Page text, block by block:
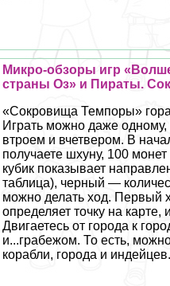
Микро-обзоры игр
страны Оз» и Пираты.
«Сокровища Темпоры»
Играть можно даже
втроем и вчетвером. В
получаете шхуну, 100
кубик показывает
таблица), черный —
можно делать ход. Первый
определяет точку на карте,
Двигаетесь от города к
и...грабежом. То есть,
корабли, города и